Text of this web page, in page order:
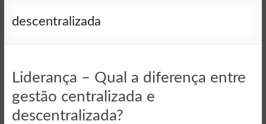
descentralizada
Liderança – Qual a diferença entre
gestão centralizada e
descentralizada?